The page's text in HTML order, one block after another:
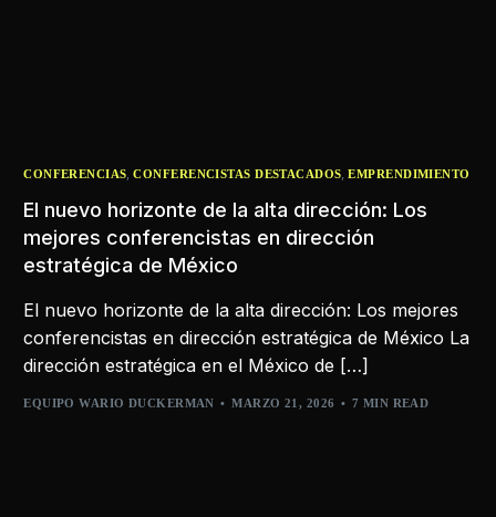
CONFERENCIAS,CONFERENCISTAS DESTACADOS,EMPRENDIMIENTO
El nuevo horizonte de la alta dirección: Los
mejores conferencistas en dirección
estratégica de México
El nuevo horizonte de la alta dirección: Los mejores
conferencistas en dirección estratégica de México La
dirección estratégica en el México de […]
EQUIPO WARIO DUCKERMAN MARZO 21, 2026 7 MIN READ